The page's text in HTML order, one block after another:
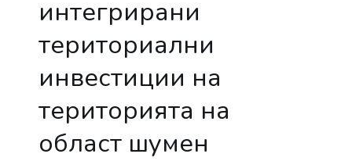
интегрирани
териториални
инвестиции на
територията на
област шумен